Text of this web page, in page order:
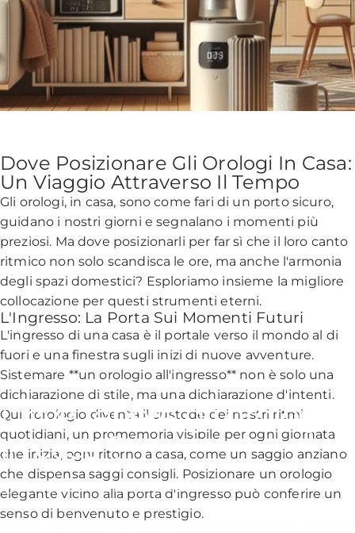
Dove teneregli orologi
incasa?
nov 06, 2024 scritto daLorenzo Bianchi
Dove Posizionare Gli Orologi In Casa:
Un Viaggio Attraverso Il Tempo
Gli orologi, in casa, sono come fari di un porto sicuro,
guidano i nostri giorni e segnalano i momenti più
preziosi. Ma dove posizionarli per far sì che il loro canto
ritmico non solo scandisca le ore, ma anche l'armonia
degli spazi domestici? Esploriamo insieme la migliore
collocazione per questi strumenti eterni.
L'Ingresso: La Porta Sui Momenti Futuri
L'ingresso di una casa è il portale verso il mondo al di
fuori e una finestra sugli inizi di nuove avventure.
Sistemare **un orologio all'ingresso** non è solo una
dichiarazione di stile, ma una dichiarazione d'intenti.
Qui, l'orologio diventa il custode dei nostri ritmi
quotidiani, un promemoria visibile per ogni giornata
che inizia, ogni ritorno a casa, come un saggio anziano
che dispensa saggi consigli. Posizionare un orologio
elegante vicino alla porta d'ingresso può conferire un
senso di benvenuto e prestigio.